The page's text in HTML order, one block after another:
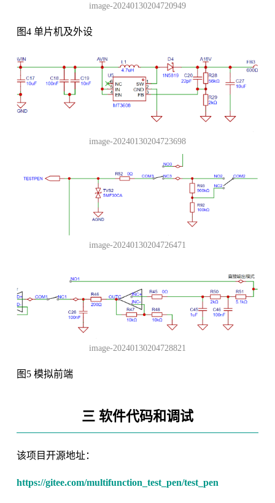
image-20240130204720949
图4 单片机及外设
image-20240130204723698
image-20240130204726471
image-20240130204728821
图5 模拟前端
三 软件代码和调试
该项目开源地址：
https://gitee.com/multifunction_test_pen/test_pen